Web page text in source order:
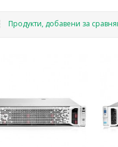
Продукти, добавени за